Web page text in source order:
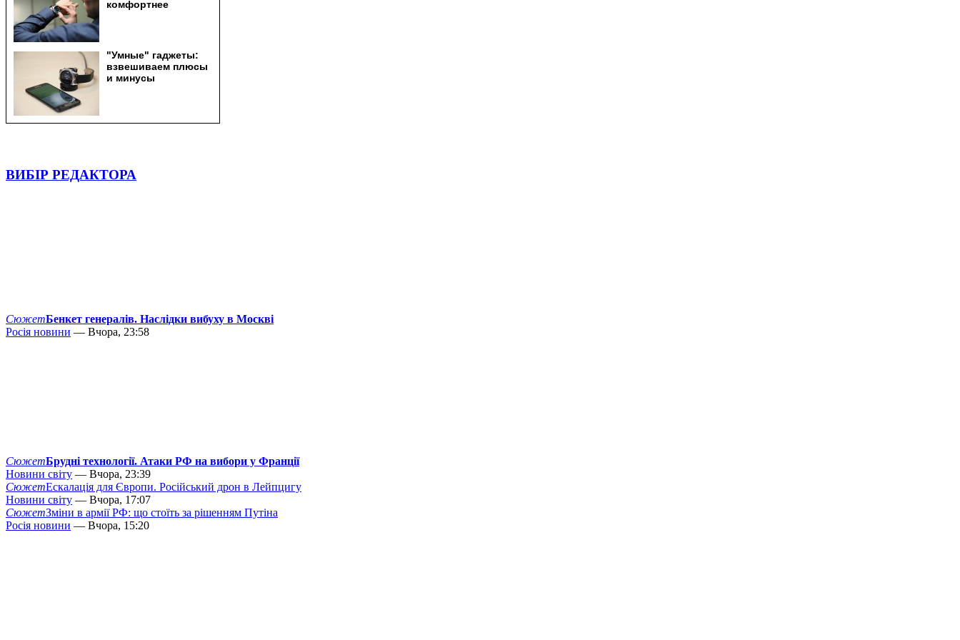
ВИБІР РЕДАКТОРА
СюжетБенкет генералів. Наслідки вибуху в Москві
Росія новини — Вчора, 23:58
СюжетБрудні технології. Атаки РФ на вибори у Франції
Новини світу — Вчора, 23:39
СюжетЕскалація для Європи. Російський дрон в Лейпцигу
Новини світу — Вчора, 17:07
СюжетЗміни в армії РФ: що стоїть за рішенням Путіна
Росія новини — Вчора, 15:20